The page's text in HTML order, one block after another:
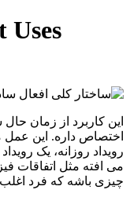
Uses
این کاربرد از زمان
اختصاص داره. این
رویداد روزانه، یک
می افته مثل اتفاقات
چیزی باشه که فرد